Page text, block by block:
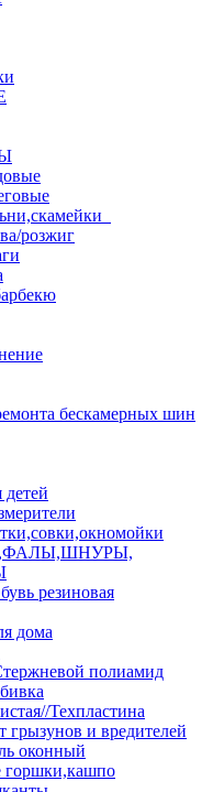
розжиг
бескамерных шин
резиновая
дома
полиамид
Техпластина
грызунов и вредителей
оконный
горшки,кашпо